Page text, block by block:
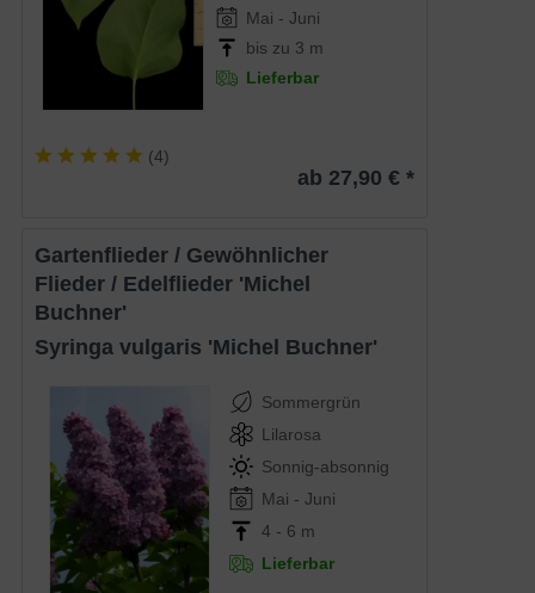
Mai - Juni
bis zu 3 m
Lieferbar
(4)
ab 27,90 € *
Gartenflieder / Gewöhnlicher
Flieder / Edelflieder 'Michel
Buchner'
Syringa vulgaris 'Michel Buchner'
Sommergrün
Lilarosa
Sonnig-absonnig
Mai - Juni
4 - 6 m
Lieferbar